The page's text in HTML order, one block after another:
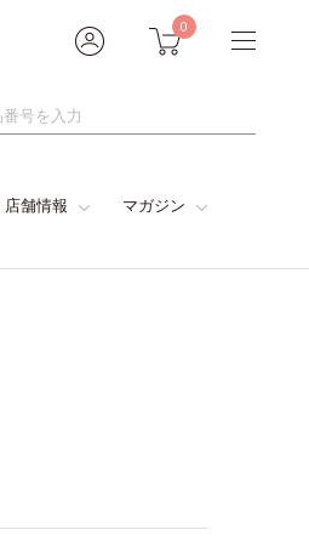
0
店舗情報 マガジン